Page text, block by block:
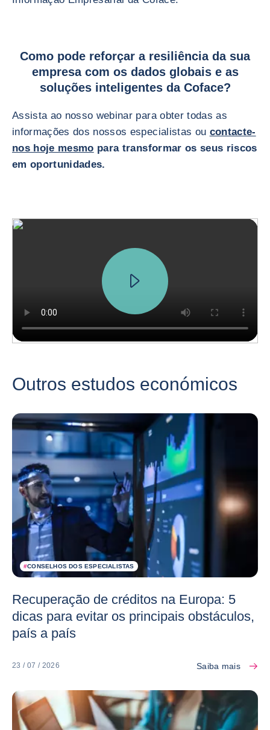
Como pode reforçar a resiliência da sua
empresa com os dados globais e as
soluções inteligentes da Coface?
Assista ao nosso webinar para obter todas as
informações dos nossos especialistas ou contacte-
nos hoje mesmo para transformar os seus riscos
em oportunidades.
Outros estudos económicos
#CONSELHOS DOS ESPECIALISTAS
Recuperação de créditos na Europa: 5
dicas para evitar os principais obstáculos,
país a país
23 / 07 / 2026 Saiba mais